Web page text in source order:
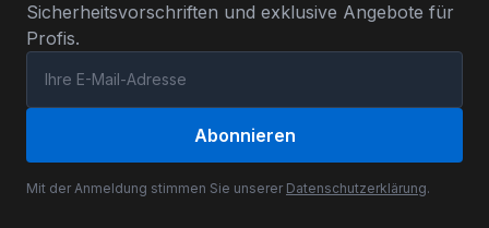
Sicherheitsvorschriften und exklusive Angebote für
Profis.
Abonnieren
Mit der Anmeldung stimmen Sie unserer Datenschutzerklärung.